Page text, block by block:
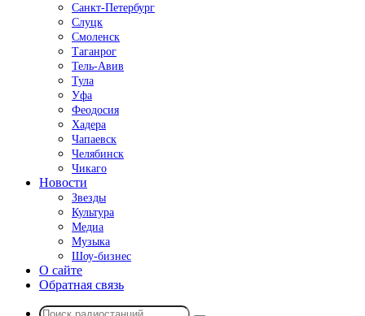
Санкт-Петербург
Слуцк
Смоленск
Таганрог
Тель-Авив
Тула
Уфа
Феодосия
Хадера
Чапаевск
Челябинск
Чикаго
Новости
Звезды
Культура
Медиа
Музыка
Шоу-бизнес
О сайте
Обратная связь